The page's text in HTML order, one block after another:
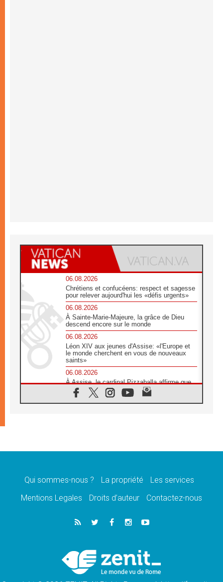
06.08.2026
Chrétiens et confucéens: respect et sagesse
pour relever aujourd'hui les «défis urgents»
06.08.2026
À Sainte-Marie-Majeure, la grâce de Dieu
descend encore sur le monde
06.08.2026
Léon XIV aux jeunes d'Assise: «l'Europe et
le monde cherchent en vous de nouveaux
saints»
06.08.2026
À Assise, le cardinal Pizzaballa affirme que
«les chrétiens veulent la paix»
06.08.2026
message de paix et de dignité humaine»
«La visite du Pape en Uruguay renforcera
05.08.2026
Le nonce en Ukraine: «Il est inquiétant
Léon XIV au Pérou, une lueur d'espoir pour
un peuple en quête de paix
Qui sommes-nous ? La propriété
Les services
Mentions Legales
Droits d’auteur Contactez-nous